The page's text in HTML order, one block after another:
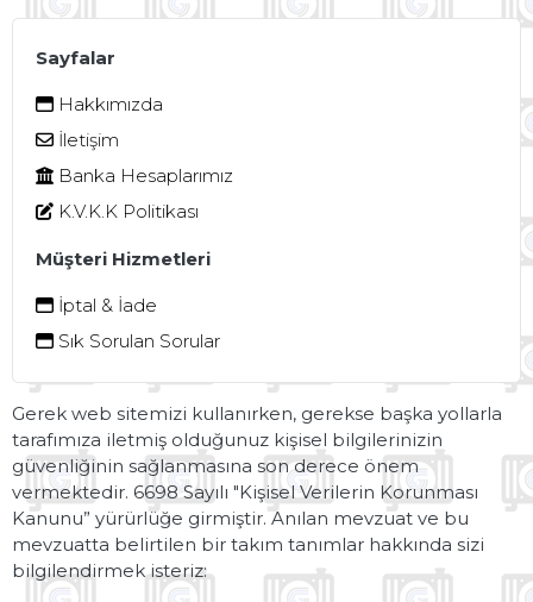
(EVAPORATORS)
KLİMA
KOMPRESÖRLERİ
(COMPRESSORS)
FAN
KALORIFER
(BLOWERS)
SOĞUTUCULARI
(OIL
COOLERS)
SAYFALAR
Sayfalar
Hakkımızda
İletişim
Banka Hesaplarımız
K.V.K.K Politikası
Müşteri Hizmetleri
İptal & İade
Sık Sorulan Sorular
Gerek web sitemizi kullanırken, gerekse başka yollarla
tarafımıza iletmiş olduğunuz kişisel bilgilerinizin
güvenliğinin sağlanmasına son derece önem
vermektedir. 6698 Sayılı "Kişisel Verilerin Korunması
Kanunu” yürürlüğe girmiştir. Anılan mevzuat ve bu
mevzuatta belirtilen bir takım tanımlar hakkında sizi
bilgilendirmek isteriz: